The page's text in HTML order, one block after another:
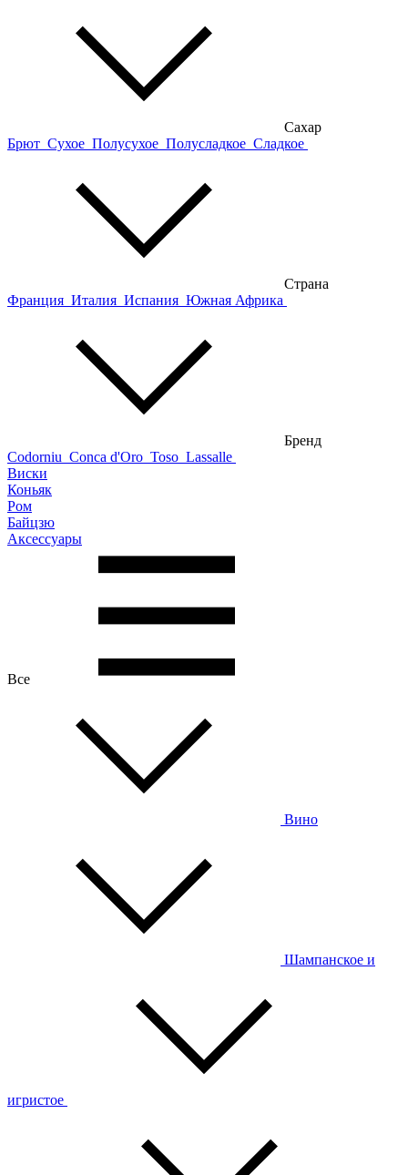
Сахар
Брют Сухое Полусухое Полусладкое Сладкое
Страна
Франция Италия Испания Южная Африка
Бренд
Codorniu Conca d'Oro Toso Lassalle
Виски
Коньяк
Ром
Байцзю
Аксессуары
Все
Вино
Шампанское и
игристое